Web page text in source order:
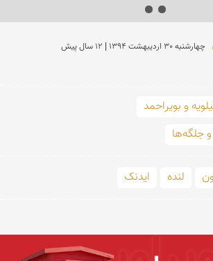
چهارشنبه 30 ارديبهشت 1394 | 12 سال پیش
و بویراحمد
جلگه‌ها
لنده ایدنک